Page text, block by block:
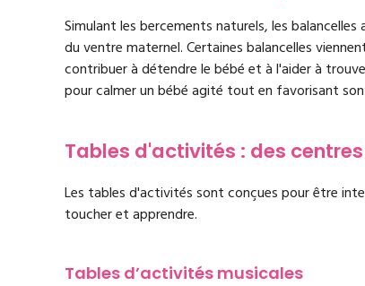
Simulant les bercements naturels, les
du ventre maternel. Certaines balancelles
contribuer à détendre le bébé et à l'aider à
pour calmer un bébé agité tout en favorisant
Tables d'activités : des
Les tables d'activités sont conçues pour être
toucher et apprendre.
Tables d’activités musicales